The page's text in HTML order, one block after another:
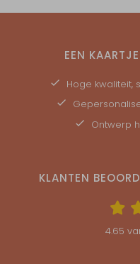
EEN
Hoge kwaliteit,
Ontwerp
KLANTEN
4.65